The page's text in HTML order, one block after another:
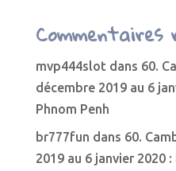
Commentaires
mvp444slot dans 60.
décembre 2019 au 6
Phnom Penh
br777fun dans 60.
2019 au 6 janvier 2020